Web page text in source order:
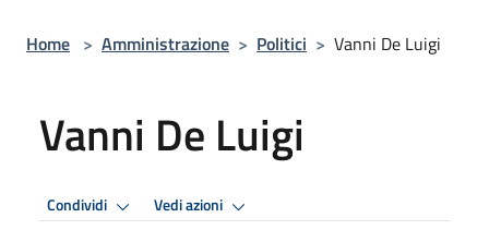
Home > Amministrazione > Politici > Vanni De Luigi
Vanni De Luigi
Condividi Vedi azioni